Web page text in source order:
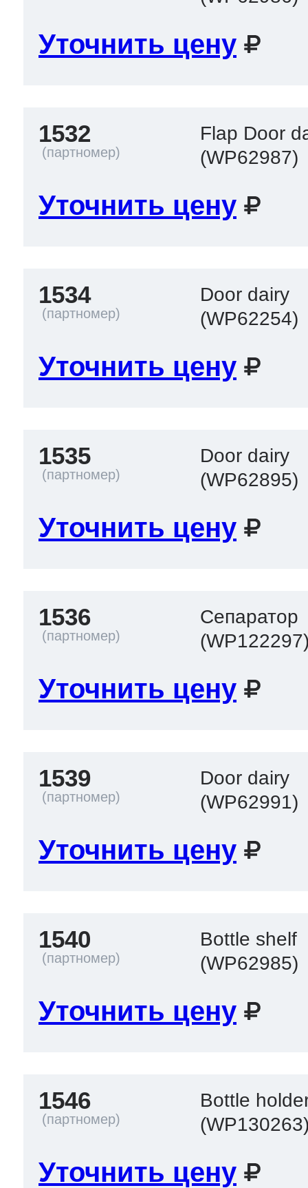
Уточнить цену
1532
Flap Door
(WP62987)
Уточнить цену
1534
Door dairy
(WP62254)
Уточнить цену
1535
Door dairy
(WP62895)
Уточнить цену
1536
Сепаратор
Уточнить цену
1539
Door dairy
(WP62991)
Уточнить цену
1540
Bottle shelf
(WP62985)
Уточнить цену
1546
Bottle
Уточнить цену